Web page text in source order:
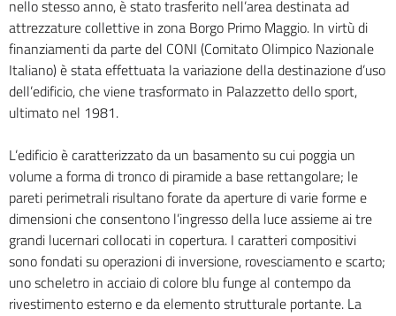
nello stesso anno, è stato trasferito nell’area destinata ad
attrezzature collettive in zona Borgo Primo Maggio. In virtù di
finanziamenti da parte del CONI (Comitato Olimpico Nazionale
Italiano) è stata effettuata la variazione della destinazione d’uso
dell’edificio, che viene trasformato in Palazzetto dello sport,
ultimato nel 1981.
L’edificio è caratterizzato da un basamento su cui poggia un
volume a forma di tronco di piramide a base rettangolare; le
pareti perimetrali risultano forate da aperture di varie forme e
dimensioni che consentono l’ingresso della luce assieme ai tre
grandi lucernari collocati in copertura. I caratteri compositivi
sono fondati su operazioni di inversione, rovesciamento e scarto;
uno scheletro in acciaio di colore blu funge al contempo da
rivestimento esterno e da elemento strutturale portante. La